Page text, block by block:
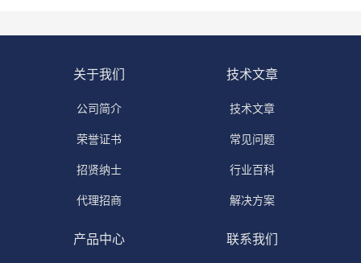
关于我们
公司简介
荣誉证书
招贤纳士
代理招商
技术文章
技术文章
常见问题
行业百科
解决方案
产品中心 联系我们